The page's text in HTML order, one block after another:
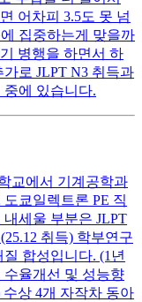
어차피 3.5도 못 넘
집중하는게 맞을까
병행을 하면서 하
로 JLPT N3 취득과
에 있습니다.
교에서 기계공학과
쿄일렉트론 PE 직
세울 부분은 JLPT
취득) 학부연구
합성입니다. (1년
수율개선 및 성능향
상 4개 자작차 동아